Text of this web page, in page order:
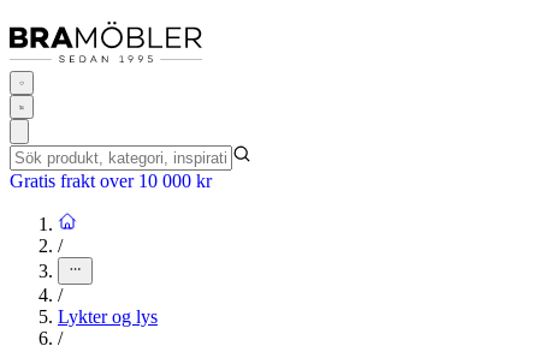
Gratis frakt over 10 000 kr
/
/
Lykter og lys
/